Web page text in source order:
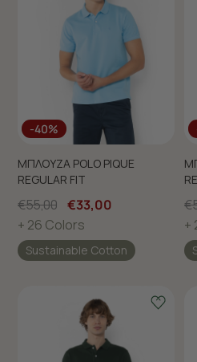
-40%
ΜΠΛΟΥΖΑ POLO PIQUE
REGULAR FIT
€55,00 €33,00
+ 26 Colors
Sustainable Cotton
+